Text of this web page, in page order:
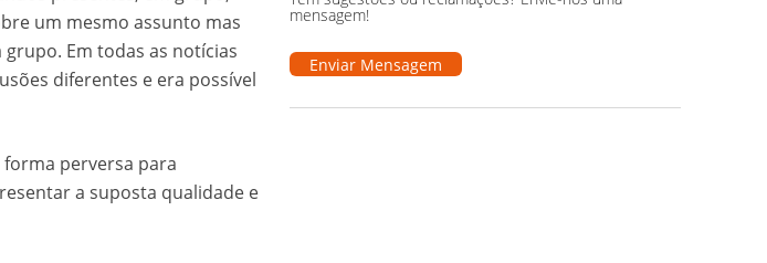
um mesmo assunto mas
Em todas as notícias
diferentes e era possível
perversa para
a suposta qualidade e
mensagem!
Enviar Mensagem